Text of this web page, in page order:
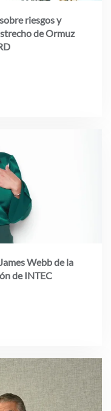
riesgos y
de Ormuz
Webb de la
de INTEC